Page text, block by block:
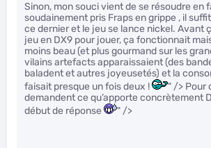
Sinon, mon souci vient de se résoudre en
soudainement pris Fraps en grippe , il
ce dernier et le jeu se lance nickel. Avant
jeu en DX9 pour jouer, ça fonctionnait
moins beau (et plus gourmand sur les
vilains artefacts apparaissaient (des
baladent et autres joyeusetés) et la
faisait presque un fois deux !
" /> Pour
demandent ce qu’apporte concrètement
début de réponse
" />